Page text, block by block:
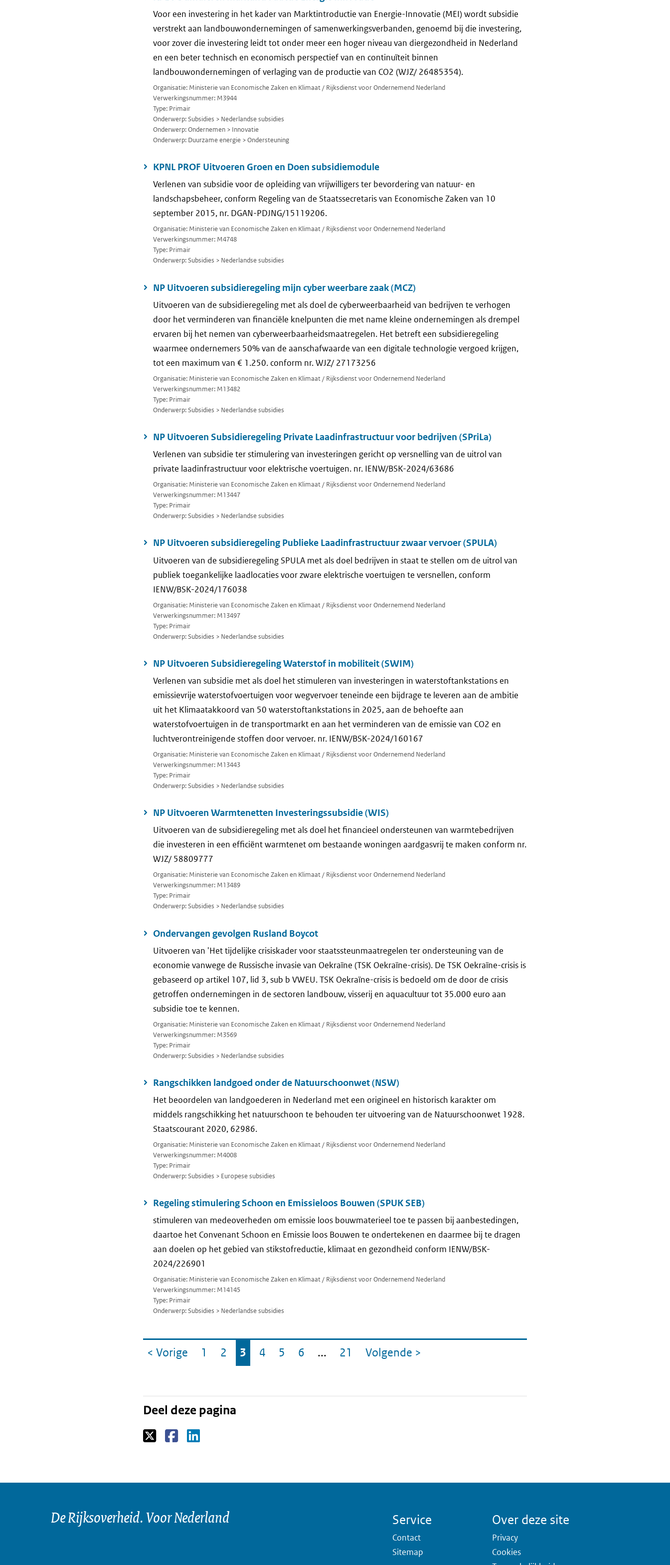
Voor een investering in het kader van Marktintroductie van Energie-Innovatie (MEI) wordt subsidie
verstrekt aan landbouwondernemingen of samenwerkingsverbanden, genoemd bij die investering,
voor zover die investering leidt tot onder meer een hoger niveau van diergezondheid in Nederland
en een beter technisch en economisch perspectief van en continuïteit binnen
landbouwondernemingen of verlaging van de productie van CO2 (WJZ/ 26485354).
Organisatie: Ministerie van Economische Zaken en Klimaat / Rijksdienst voor Ondernemend Nederland
Verwerkingsnummer: M3944
Type: Primair
Onderwerp: Subsidies > Nederlandse subsidies
Onderwerp: Ondernemen > Innovatie
Onderwerp: Duurzame energie > Ondersteuning
KPNL PROF Uitvoeren Groen en Doen subsidiemodule
Verlenen van subsidie voor de opleiding van vrijwilligers ter bevordering van natuur- en
landschapsbeheer, conform Regeling van de Staatssecretaris van Economische Zaken van 10
september 2015, nr. DGAN-PDJNG/15119206.
Organisatie: Ministerie van Economische Zaken en Klimaat / Rijksdienst voor Ondernemend Nederland
Verwerkingsnummer: M4748
Type: Primair
Onderwerp: Subsidies > Nederlandse subsidies
NP Uitvoeren subsidieregeling mijn cyber weerbare zaak (MCZ)
Uitvoeren van de subsidieregeling met als doel de cyberweerbaarheid van bedrijven te verhogen
door het verminderen van financiële knelpunten die met name kleine ondernemingen als drempel
ervaren bij het nemen van cyberweerbaarheidsmaatregelen. Het betreft een subsidieregeling
waarmee ondernemers 50% van de aanschafwaarde van een digitale technologie vergoed krijgen,
tot een maximum van € 1.250. conform nr. WJZ/ 27173256
Organisatie: Ministerie van Economische Zaken en Klimaat / Rijksdienst voor Ondernemend Nederland
Verwerkingsnummer: M13482
Type: Primair
Onderwerp: Subsidies > Nederlandse subsidies
NP Uitvoeren Subsidieregeling Private Laadinfrastructuur voor bedrijven (SPriLa)
Verlenen van subsidie ter stimulering van investeringen gericht op versnelling van de uitrol van
private laadinfrastructuur voor elektrische voertuigen. nr. IENW/BSK-2024/63686
Organisatie: Ministerie van Economische Zaken en Klimaat / Rijksdienst voor Ondernemend Nederland
Verwerkingsnummer: M13447
Type: Primair
Onderwerp: Subsidies > Nederlandse subsidies
NP Uitvoeren subsidieregeling Publieke Laadinfrastructuur zwaar vervoer (SPULA)
Uitvoeren van de subsidieregeling SPULA met als doel bedrijven in staat te stellen om de uitrol van
publiek toegankelijke laadlocaties voor zware elektrische voertuigen te versnellen, conform
IENW/BSK-2024/176038
Organisatie: Ministerie van Economische Zaken en Klimaat / Rijksdienst voor Ondernemend Nederland
Verwerkingsnummer: M13497
Type: Primair
Onderwerp: Subsidies > Nederlandse subsidies
NP Uitvoeren Subsidieregeling Waterstof in mobiliteit (SWIM)
Verlenen van subsidie met als doel het stimuleren van investeringen in waterstoftankstations en
emissievrije waterstofvoertuigen voor wegvervoer teneinde een bijdrage te leveren aan de ambitie
uit het Klimaatakkoord van 50 waterstoftankstations in 2025, aan de behoefte aan
waterstofvoertuigen in de transportmarkt en aan het verminderen van de emissie van CO2 en
luchtverontreinigende stoffen door vervoer. nr. IENW/BSK-2024/160167
Organisatie: Ministerie van Economische Zaken en Klimaat / Rijksdienst voor Ondernemend Nederland
Verwerkingsnummer: M13443
Type: Primair
Onderwerp: Subsidies > Nederlandse subsidies
NP Uitvoeren Warmtenetten Investeringssubsidie (WIS)
Uitvoeren van de subsidieregeling met als doel het financieel ondersteunen van warmtebedrijven
die investeren in een efficiënt warmtenet om bestaande woningen aardgasvrij te maken conform nr.
WJZ/ 58809777
Organisatie: Ministerie van Economische Zaken en Klimaat / Rijksdienst voor Ondernemend Nederland
Verwerkingsnummer: M13489
Type: Primair
Onderwerp: Subsidies > Nederlandse subsidies
Ondervangen gevolgen Rusland Boycot
Uitvoeren van 'Het tijdelijke crisiskader voor staatssteunmaatregelen ter ondersteuning van de
economie vanwege de Russische invasie van Oekraïne (TSK Oekraïne-crisis). De TSK Oekraïne-crisis is
gebaseerd op artikel 107, lid 3, sub b VWEU. TSK Oekraïne-crisis is bedoeld om de door de crisis
getroffen ondernemingen in de sectoren landbouw, visserij en aquacultuur tot 35.000 euro aan
subsidie toe te kennen.
Organisatie: Ministerie van Economische Zaken en Klimaat / Rijksdienst voor Ondernemend Nederland
Verwerkingsnummer: M3569
Type: Primair
Onderwerp: Subsidies > Nederlandse subsidies
Rangschikken landgoed onder de Natuurschoonwet (NSW)
Het beoordelen van landgoederen in Nederland met een origineel en historisch karakter om
middels rangschikking het natuurschoon te behouden ter uitvoering van de Natuurschoonwet 1928.
Staatscourant 2020, 62986.
Organisatie: Ministerie van Economische Zaken en Klimaat / Rijksdienst voor Ondernemend Nederland
Verwerkingsnummer: M4008
Type: Primair
Onderwerp: Subsidies > Europese subsidies
Regeling stimulering Schoon en Emissieloos Bouwen (SPUK SEB)
stimuleren van medeoverheden om emissie loos bouwmaterieel toe te passen bij aanbestedingen,
daartoe het Convenant Schoon en Emissie loos Bouwen te ondertekenen en daarmee bij te dragen
aan doelen op het gebied van stikstofreductie, klimaat en gezondheid conform IENW/BSK-
2024/226901
Organisatie: Ministerie van Economische Zaken en Klimaat / Rijksdienst voor Ondernemend Nederland
Verwerkingsnummer: M14145
Type: Primair
Onderwerp: Subsidies > Nederlandse subsidies
naar
< Vorige pagina
Pagina
1 Pagina
2 Pagina
3 Pagina
4 Pagina
5 Pagina
6 ... Pagina
21 Volgende pagina
>
Deel deze pagina
De Rijksoverheid. Voor Nederland Service
Contact
Sitemap
Over deze site
Privacy
Cookies